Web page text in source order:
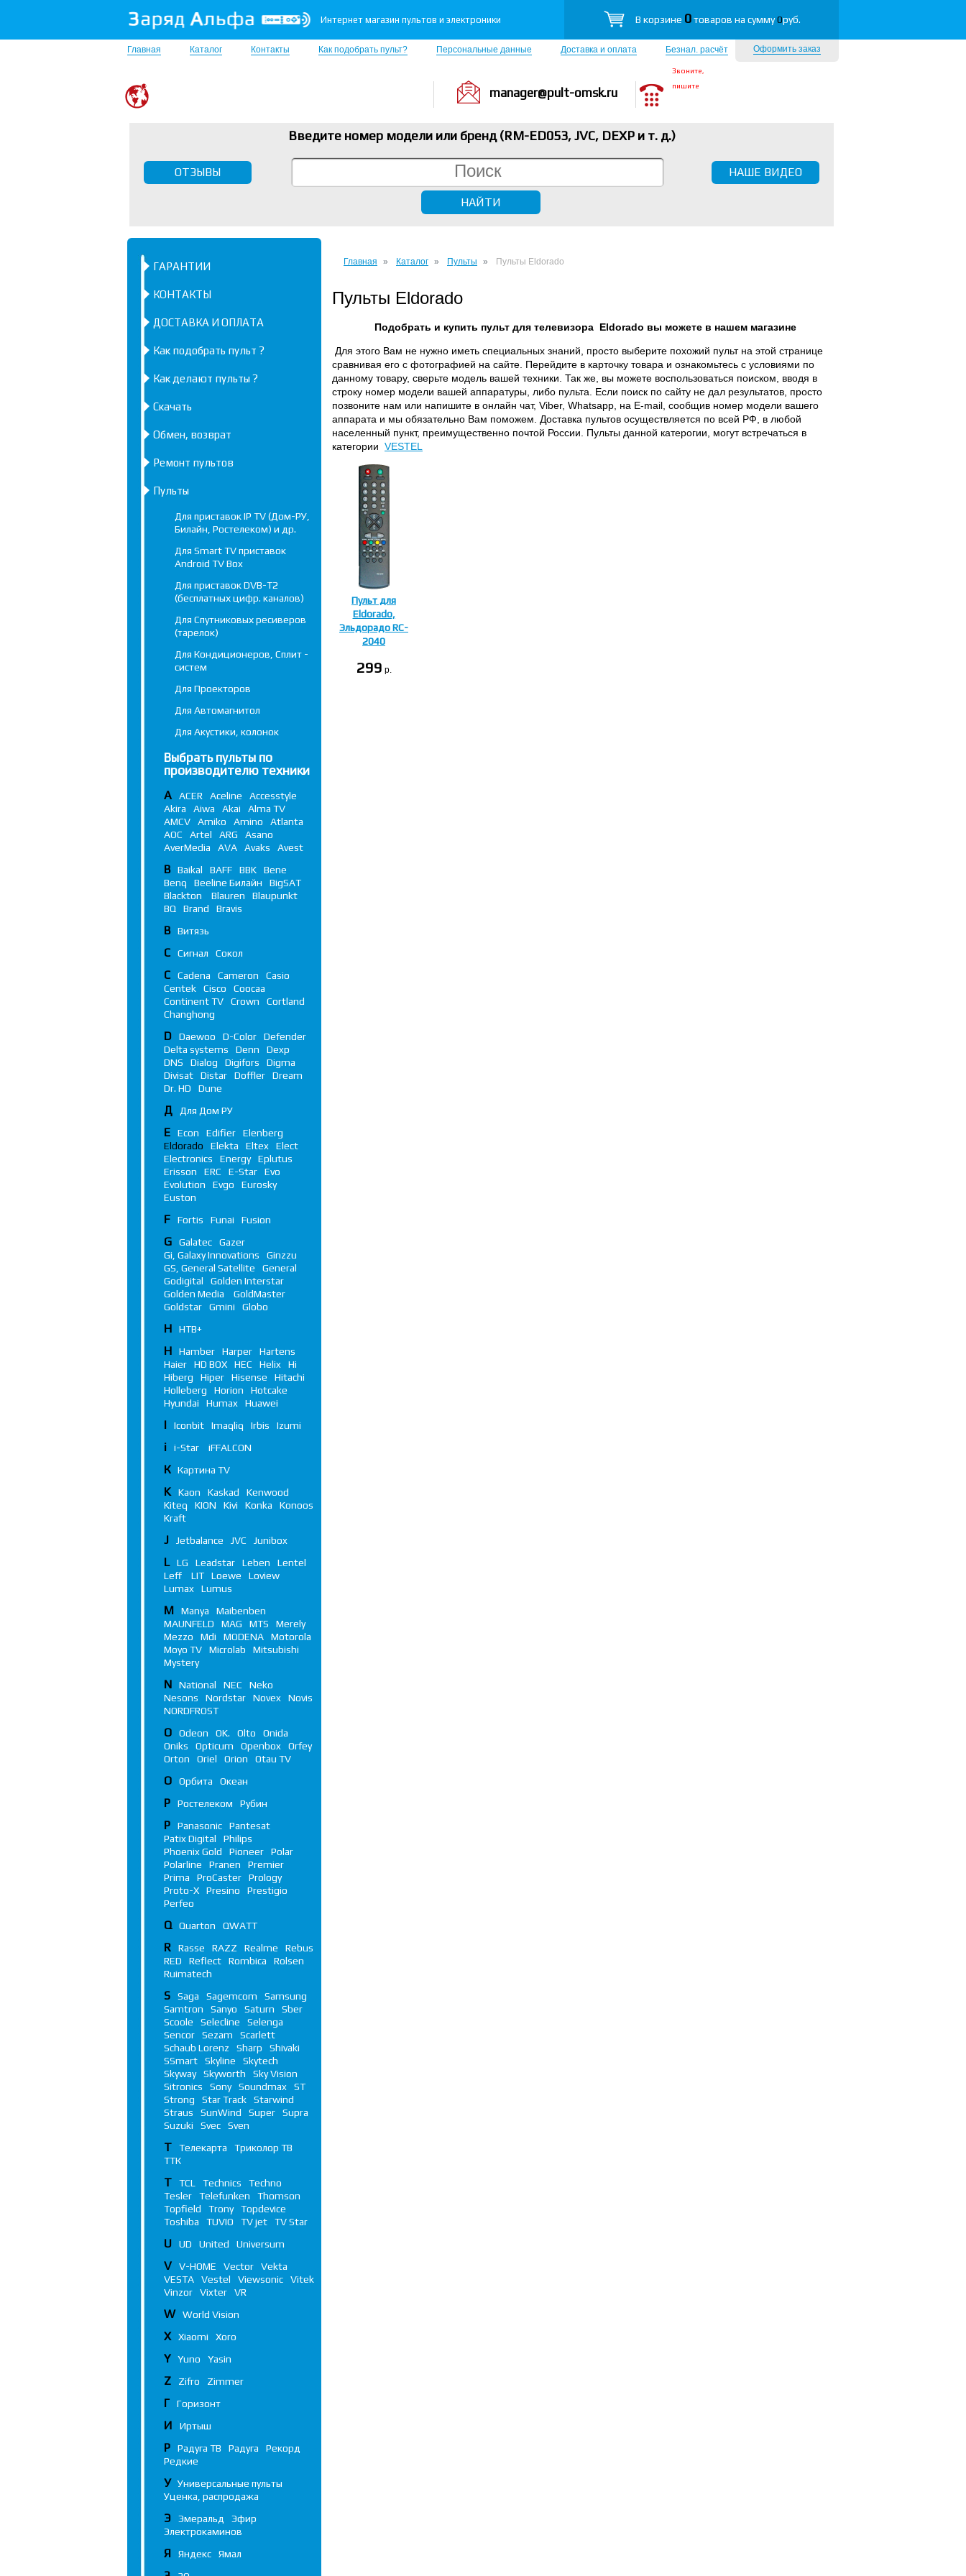
Интернет магазин пультов и электроники В корзине 0товаров на сумму0руб.
Оформить заказ
Главная Каталог Контакты Как подобрать пульт? Персональные данные Доставка и оплата Безнал. расчёт
manager@pult-omsk.ru
Звоните,
пишите
Введите номер модели или бренд (RM-ED053, JVC, DEXP и т. д.)
ОТЗЫВЫ НАШЕ ВИДЕО
Главная Каталог Пульты Пульты Eldorado
Пульты Eldorado
Подобрать и купить пульт для телевизора Eldorado вы можете в нашем магазине
Для этого Вам не нужно иметь специальных знаний, просто выберите похожий пульт на этой странице
сравнивая его с фотографией на сайте. Перейдите в карточку товара и ознакомьтесь с условиями по
данному товару, сверьте модель вашей техники. Так же, вы можете воспользоваться поиском, вводя в
строку номер модели вашей аппаратуры, либо пульта. Если поиск по сайту не дал результатов, просто
позвоните нам или напишите в онлайн чат, Viber, Whatsapp, на E-mail, сообщив номер модели вашего
аппарата и мы обязательно Вам поможем. Доставка пультов осуществляется по всей РФ, в любой
населенный пункт, преимущественно почтой России. Пульты данной катерогии, могут встречаться в
категории VESTEL
Пульт для
Eldorado,
Эльдорадо RC-
2040
299 p.
ГАРАНТИИ
КОНТАКТЫ
ДОСТАВКА И ОПЛАТА
Как подобрать пульт ?
Как делают пульты ?
Скачать
Обмен, возврат
Ремонт пультов
Пульты
Для приставок IP TV (Дом-РУ,
Билайн, Ростелеком) и др.
Для Smart TV приставок
Android TV Box
Для приставок DVB-T2
(бесплатных цифр. каналов)
Для Спутниковых ресиверов
(тарелок)
Для Кондиционеров, Сплит -
систем
Для Проекторов
Для Автомагнитол
Для Акустики, колонок
Выбрать пульты по
производителю техники
A ACER Aceline
Accesstyle
Akira
Aiwa Akai
Alma TV
AMCV
Amiko Amino
Atlanta
AOC
Artel ARG
Asano
AverMedia
AVA Avaks Avest
B Baikal BAFF BBK
Bene
Benq
Beeline Билайн
BigSAT
Blackton
Blauren
Blaupunkt
BQ
Brand Bravis
В Витязь
С Сигнал Сокол
C Cadena Cameron
Casio
Centek
Cisco
Coocaa
Continent TV
Crown
Cortland
Changhong
D Daewoo D-Color
Defender
Delta systems
Denn
Dexp
DNS
Dialog Digifors
Digma
Divisat
Distar Doffler
Dream
Dr. HD
Dune
Д Для Дом РУ
E Econ Edifier
Elenberg
Eldorado
Elekta Eltex
Elect
Electronics
Energy
Eplutus
Erisson
ERC E-Star
Evo
Evolution
Evgo
Eurosky
Euston
F Fortis Funai Fusion
G Galatec
Gazer
Gi, Galaxy Innovations
Ginzzu
GS, General Satellite
General
Godigital
Golden Interstar
Golden Media
GoldMaster
Goldstar
Gmini Globo
Н НТВ+
H Hamber Harper
Hartens
Haier
HD BOX HEC Helix
Hi
Hiberg
Hiper Hisense
Hitachi
Holleberg
Horion
Hotcake
Hyundai
Humax Huawei
I Iconbit Imaqliq Irbis Izumi
i i-Star iFFALСON
К Картина TV
K Kaon Kaskad
Kenwood
Kiteq
KION Kivi Konka
Konoos
Kraft
J Jetbalance JVC Junibox
L LG Leadstar Leben
Lentel
Leff
LIT Loewe
Loview
Lumax
Lumus
M Manya
Maibenben
MAUNFELD
MAG MTS
Merely
Mezzo
Mdi MODENA
Motorola
Moyo TV
Microlab
Mitsubishi
Mystery
N National NEC
Neko
Nesons
Nordstar Novex
Novis
NORDFROST
O Odeon OK. Olto
Onida
Oniks
Opticum Openbox
Orfey
Orton
Oriel Orion Otau TV
О Орбита Океан
Р Ростелеком Рубин
P Panasonic
Pantesat
Patix Digital
Philips
Phoenix Gold
Pioneer
Polar
Polarline
Pranen
Premier
Prima
ProCaster
Prology
Proto-X
Presino
Prestigio
Perfeo
Q Quarton QWATT
R Rasse RAZZ Realme
Rebus
RED
Reflect Rombica
Rolsen
Ruimatech
S Saga Sagemcom
Samsung
Samtron
Sanyo Saturn
Sber
Scoole
Selecline
Selenga
Sencor
Sezam
Scarlett
Schaub Lorenz
Sharp
Shivaki
SSmart
Skyline
Skytech
Skyway
Skyworth
Sky Vision
Sitronics
Sony Soundmax
ST
Strong
Star Track
Starwind
Straus
SunWind Super
Supra
Suzuki
Svec Sven
Т Телекарта
Триколор ТВ
ТТК
T TCL Technics
Techno
Tesler
Telefunken
Thomson
Topfield
Trony
Topdevice
Toshiba
TUVIO TV jet TV Star
U UD United Universum
V V-HOME Vector
Vekta
VESTA
Vestel Viewsonic
Vitek
Vinzor
Vixter VR
W World Vision
X Xiaomi Xoro
Y Yuno Yasin
Z Zifro Zimmer
Г Горизонт
И Иртыш
Р Радуга ТВ Радуга
Рекорд
Редкие
У
Универсальные пульты
Уценка, распродажа
Э Эмеральд
Эфир
Электрокаминов
Я Яндекс Ямал